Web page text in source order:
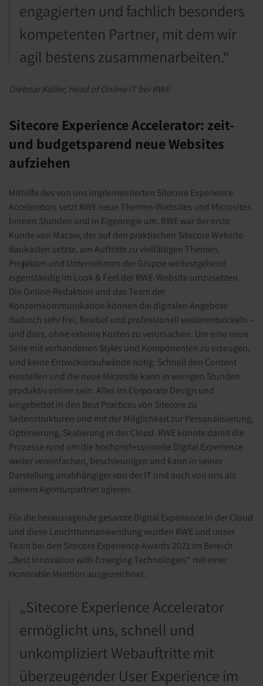
engagierten und fachlich besonders
kompetenten Partner, mit dem wir
agil bestens zusammenarbeiten.“
Dietmar Köller, HeadofOnline IT bei RWE
Sitecore Experience Accelerator: zeit-
und budgetsparend neue Websites
aufziehen
Mithilfe des von uns implementierten Sitecore Experience
Accelerators setzt RWE neue Themen-Websites und Microsites
binnen Stunden und in Eigenregie um. RWE war der erste
Kunde von Macaw, der auf den praktischen Sitecore Website-
Baukasten setzte, um Auftritte zu vielfältigen Themen,
Projekten und Unternehmen der Gruppe weitestgehend
eigenständig im Look & Feel der RWE-Website umzusetzen.
Die Online-Redaktion und das Team der
Konzernkommunikation können die digitalen Angebote
dadurch sehr frei, flexibel und professionell weiterentwickeln –
und dass, ohne externe Kosten zu verursachen. Um eine neue
Seite mit vorhandenen Styles und Komponenten zu erzeugen,
sind keine Entwickleraufwände nötig. Schnell den Content
einstellen und die neue Microsite kann in wenigen Stunden
produktiv online sein. Alles im Corporate Design und
eingebettet in den Best Practices von Sitecore zu
Seitenstrukturen und mit der Möglichkeit zur Personalisierung,
Optimierung, Skalierung in der Cloud. RWE konnte damit die
Prozesse rund um die hochprofessionelle Digital Experience
weiter vereinfachen, beschleunigen und kann in seiner
Darstellung unabhängiger von der IT und auch von uns als
seinem Agenturpartner agieren.
Für die herausragende gesamte Digital Experience in der Cloud
und diese Leuchtturmanwendung wurden RWE und unser
Team bei den Sitecore Experience Awards 2021 im Bereich
„Best Innovation with Emerging Technologies“ mit einer
Honorable Mention ausgezeichnet.
„Sitecore ExperienceAccelerator
ermöglicht uns, schnell und
unkompliziert Webauftritte mit
überzeugender User Experience im